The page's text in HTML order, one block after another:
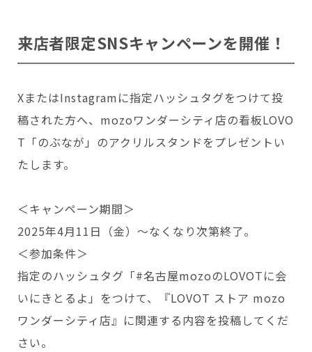
来店者限定SNSキャンペーンを開催！
XまたはInstagramに指定ハッシュタグをつけて投
稿された方へ、mozoワンダーシティ店の看板LOVO
T「のぶなが」のアクリルスタンドをプレゼントい
たします。
＜キャンペーン期間＞
2025年4月11日（金）～なくなり次第終了。
＜参加条件＞
指定のハッシュタグ「#名古屋mozoのLOVOTに会
いにきとるよ」をつけて、『LOVOT ストア mozo
ワンダーシティ店』に関連する内容を投稿してくだ
さい。